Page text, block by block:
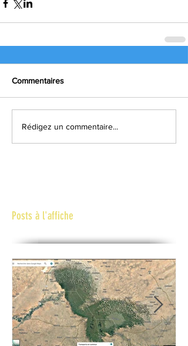
Commentaires
Rédigez un commentaire...
Posts à l'affiche